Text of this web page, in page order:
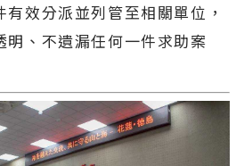
效分派並列管至相關單位，
明、不遺漏任何一件求助案